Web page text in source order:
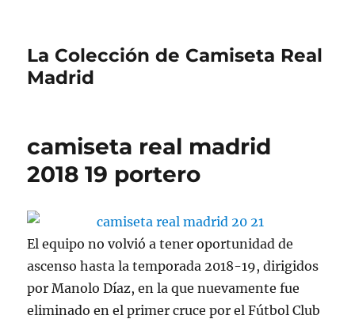
La Colección de Camiseta Real
Madrid
camiseta real madrid
2018 19 portero
El equipo no volvió a tener oportunidad de
ascenso hasta la temporada 2018-19, dirigidos
por Manolo Díaz, en la que nuevamente fue
eliminado en el primer cruce por el Fútbol Club